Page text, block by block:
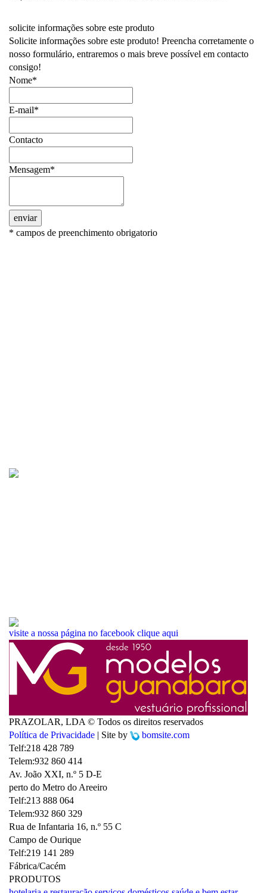
solicite informações sobre este produto
Solicite informações sobre este produto! Preencha corretamente o
nosso formulário, entraremos o mais breve possível em contacto
consigo!
Nome*
E-mail*
Contacto
Mensagem*
enviar
* campos de preenchimento obrigatorio
visite a nossa página no facebook clique aqui
PRAZOLAR, LDA © Todos os direitos reservados
Política de Privacidade | Site by
bomsite.com
Telf:218 428 789
Telem:932 860 414
Av. João XXI, n.º 5 D-E
perto do Metro do Areeiro
Telf:213 888 064
Telem:932 860 329
Rua de Infantaria 16, n.º 55 C
Campo de Ourique
Telf:219 141 289
Fábrica/Cacém
PRODUTOS